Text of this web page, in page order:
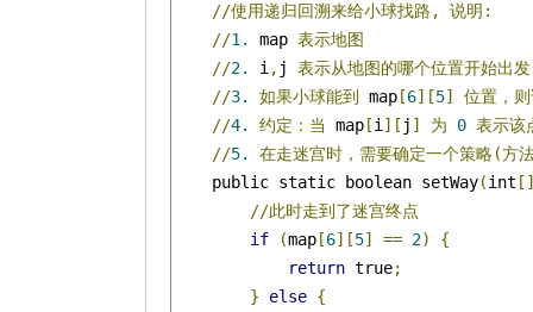
//使用递归回溯来给小球找路,
说明:
//1. map 表示地图
//2. i , j 表示从地图的哪个位置开始出发
//3. 如果小球能到 map [6][5]
位置，
//4. 约定：当 map [i ][ j ] 为 0 表示该
//5.
在走迷宫时，需要确定一个策略(方
    public static boolean setWay
(int
//此时走到了迷宫终点
if
(map [6][5] == 2)
{
return true;
}
else {